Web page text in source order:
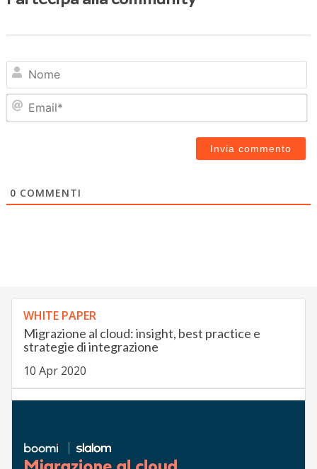
0 COMMENTI
WHITE PAPER
Migrazione al cloud: insight, best practice e
strategie di integrazione
10 Apr 2020